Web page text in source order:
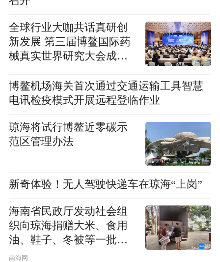
全球行业大咖共话真研创
新发展 第三届博鳌国际药
械真实世界研究大会成功
博鳌机场海关首次通过交通运输工具智慧
电讯检疫模式开展远程登临作业
琼海将试行博鳌近零碳示
范区管理办法
新奇体验！无人驾驶快递车在琼海“上岗”
海南省民政厅发动社会组
织向琼海捐赠大米、食用
油、鞋子、冬被等一批生
活物资
南海网